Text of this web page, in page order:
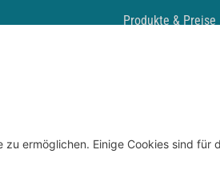
Stellenkatalog
Produkte & Preise